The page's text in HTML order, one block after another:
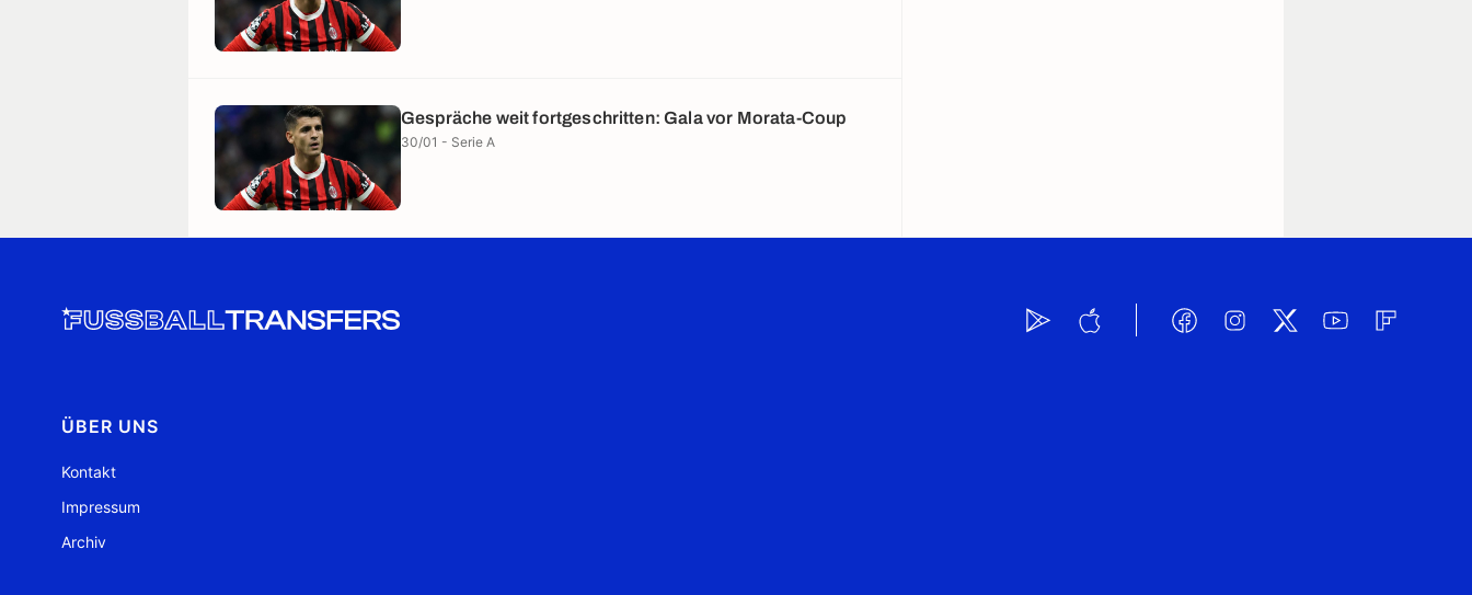
Gespräche weit fortgeschritten: Gala vor Morata-Coup
30/01 - Serie A
ÜBER UNS
Kontakt
Impressum
Archiv